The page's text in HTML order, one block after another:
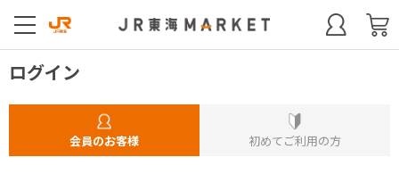
ログイン
会員のお客様 初めてご利用の方